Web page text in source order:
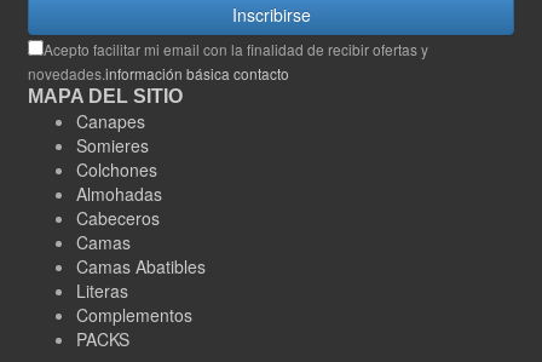
Inscribirse
Acepto facilitar mi email con la finalidad de recibir ofertas y
novedades.información básica contacto
MAPA DEL SITIO
Canapes
Somieres
Colchones
Almohadas
Cabeceros
Camas
Camas Abatibles
Literas
Complementos
PACKS